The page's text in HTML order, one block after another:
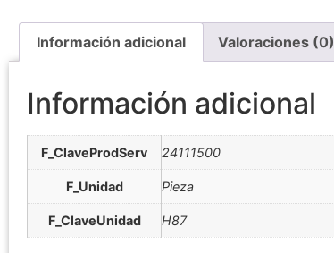
Información adicional Valoraciones (0)
Información adicional
F_ClaveProdServ 24111500
F_Unidad Pieza
F_ClaveUnidad H87